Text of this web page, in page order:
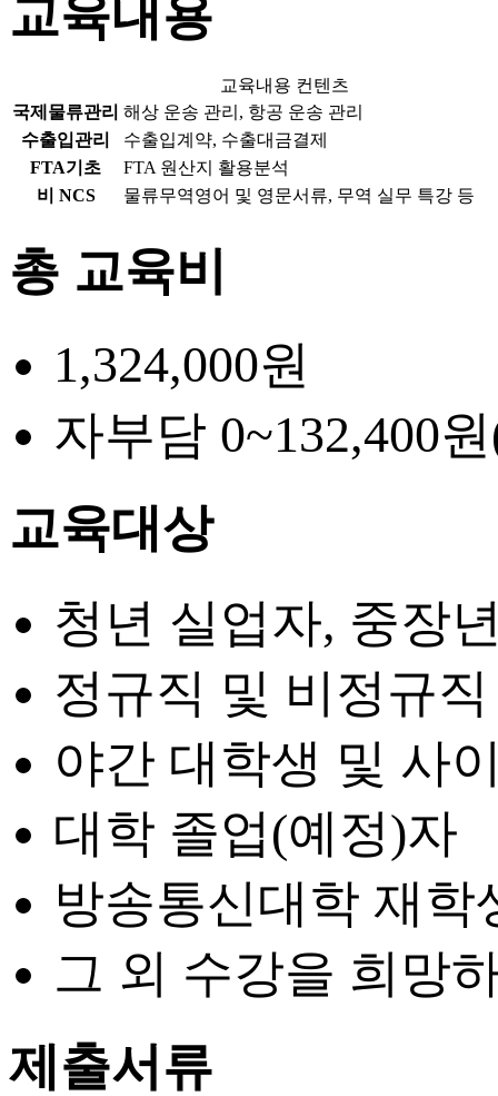
교육내용
교육내용 컨텐츠
국제물류관리 해상 운송 관리, 항공 운송 관리
수출입관리
수출입계약, 수출대금결제
FTA기초
FTA 원산지 활용분석
비 NCS
물류무역영어 및 영문서류, 무역 실무 특강 등
총 교육비
1,324,000원
자부담 0~132,400
교육대상
청년 실업자, 중장
정규직 및 비정규
야간 대학생 및 사
대학 졸업(예정)자
방송통신대학 재학
그 외 수강을 희망
제출서류